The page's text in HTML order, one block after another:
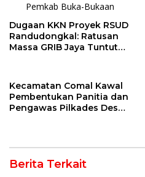
Dugaan KKN Proyek RSUD
Randudongkal: Ratusan
Massa GRIB Jaya Tuntut
Kecamatan Comal Kawal
Pembentukan Panitia dan
Pengawas Pilkades Desa
Berita Terkait